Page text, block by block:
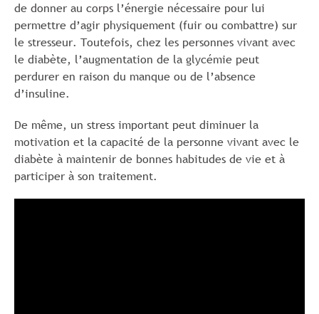
de donner au corps l’énergie nécessaire pour lui
permettre d’agir physiquement (fuir ou combattre) sur
le stresseur. Toutefois, chez les personnes vivant avec
le diabète, l’augmentation de la glycémie peut
perdurer en raison du manque ou de l’absence
d’insuline.
De même, un stress important peut diminuer la
motivation et la capacité de la personne vivant avec le
diabète à maintenir de bonnes habitudes de vie et à
participer à son traitement.